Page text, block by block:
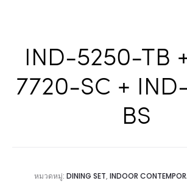
IND-5250-TB
7720-SC +
BS
หมวดหมู่: DINING SET, INDOOR